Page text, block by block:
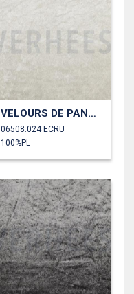
VELOURS DE PANNE
06508.024 ECRU
100%PL